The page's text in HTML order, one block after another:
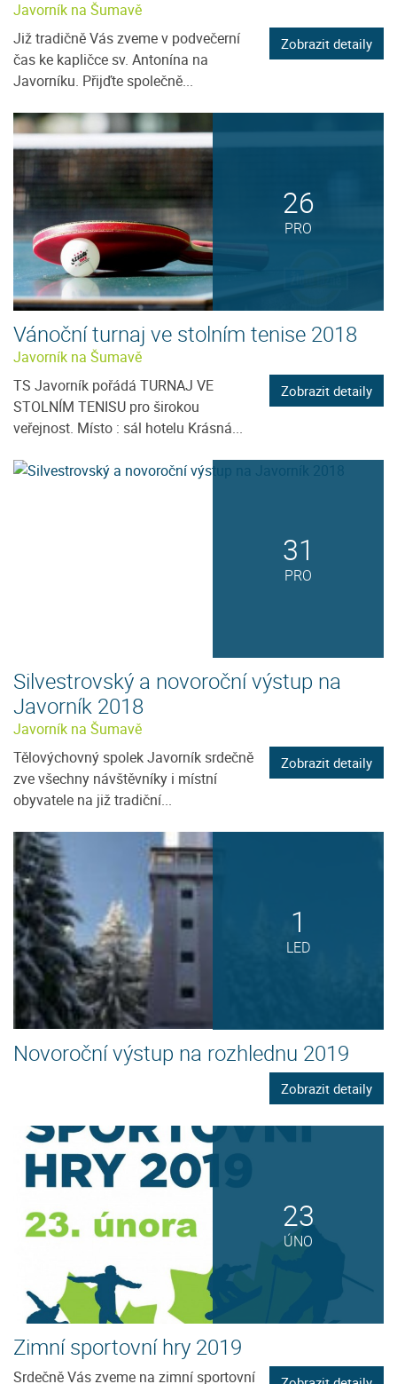
Javorník na Šumavě
Již tradičně Vás zveme v podvečerní
čas ke kapličce sv. Antonína na
Javorníku. Přijďte společně...
Zobrazit detaily
26
PRO
Vánoční turnaj ve stolním tenise 2018
Javorník na Šumavě
TS Javorník pořádá TURNAJ VE
STOLNÍM TENISU pro širokou
veřejnost. Místo : sál hotelu Krásná...
Zobrazit detaily
31
PRO
Silvestrovský a novoroční výstup na
Javorník 2018
Javorník na Šumavě
Tělovýchovný spolek Javorník srdečně
zve všechny návštěvníky i místní
obyvatele na již tradiční...
Zobrazit detaily
1
LED
Novoroční výstup na rozhlednu 2019
Zobrazit detaily
23
ÚNO
Zimní sportovní hry 2019
Srdečně Vás zveme na zimní sportovní